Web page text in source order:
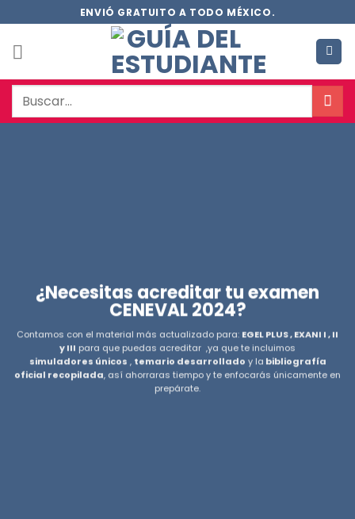
al
contenido
ENVIÓ GRATUITO A TODO MÉXICO.
Buscar
¿Necesitas acreditar tu examen
CENEVAL 2024?
Contamos con el material más actualizado para: EGEL PLUS , EXANI I , II
y III para que puedas acreditar ,ya que te incluimos
simuladores únicos , temario desarrollado y la bibliografía
oficial recopilada, así ahorraras tiempo y te enfocarás únicamente en
prepárate.